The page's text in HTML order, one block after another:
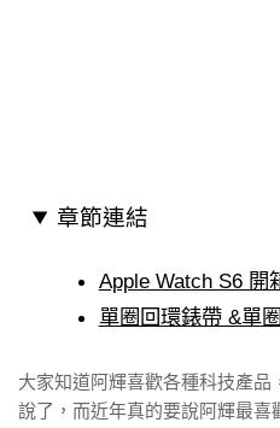
章節連結
Apple Watch S6 開
單圈回環錶帶 &單
大家知道阿輝喜歡各種科技產品
說了，而近年真的要說阿輝最喜